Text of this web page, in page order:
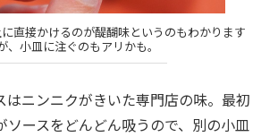
直接かけるのが醍醐味というのもわかります
、小皿に注ぐのもアリかも。
ニンニクがきいた専門店の味。最初
ソースをどんどん吸うので、別の小皿